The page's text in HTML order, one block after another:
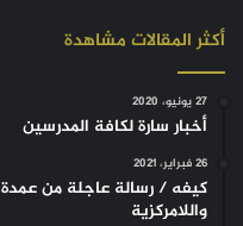
أكثر المقالات مشاهدة
27 يونيو، 2020
أخبار سارة لكافة المدرسين
26 فبراير، 2021
كيفه / رسالة عاجلة من عمدة
واللامركزية